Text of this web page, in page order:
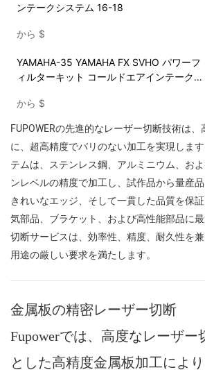
ンテークシステム 16-18
から $
YAMAHA-35 YAMAHA FX SVHO パワーフ
ィルターキット コールドエアインテーク
から $
FUPOWERの先進的なレーザー切断技術は
に、超高精度でバリのない加工を実現しま
テムは、ステンレス鋼、アルミニウム、お
ンレベルの精度で加工し、試作品から量産品
きれいなエッジ、そして一貫した品質を保
気部品、ブラケット、および高性能部品に
切断サービスは、効率性、精度、耐久性を
用途の厳しい要求を満たします。
金属板の精密レーザー切断
Fupowerでは、高度なレーザー
とした高精度金属板加工によ